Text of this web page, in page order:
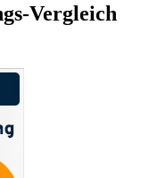
Vergleich